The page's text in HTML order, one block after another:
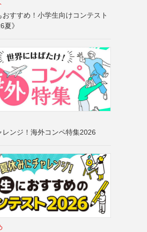
おすすめ！小学生向けコンテスト
夏》
レンジ！海外コンペ特集2026